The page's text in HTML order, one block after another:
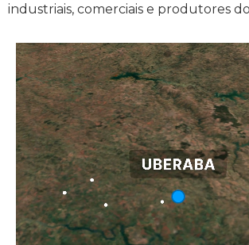
industriais, comerciais e produtores